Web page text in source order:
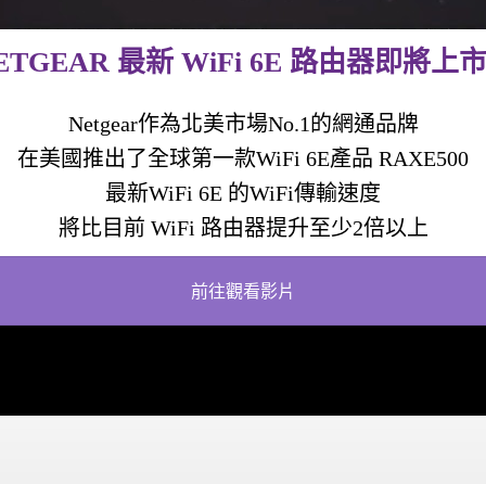
最新 WiFi 6E 路由器即將上
Netgear作為北美市場No.1的網通品牌
在美國推出了全球第一款WiFi 6E產品 RAXE500
最新WiFi 6E 的WiFi傳輸速度
將比目前 WiFi 路由器提升至少2倍以上
前往觀看影片